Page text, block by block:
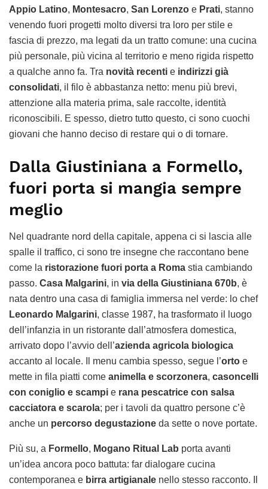
Appio Latino, Montesacro, San Lorenzo e Prati, stanno
venendo fuori progetti molto diversi tra loro per stile e
fascia di prezzo, ma legati da un tratto comune: una cucina
più personale, più vicina al territorio e meno rigida rispetto
a qualche anno fa. Tra novità recenti e indirizzi già
consolidati, il filo è abbastanza netto: menu più brevi,
attenzione alla materia prima, sale raccolte, identità
riconoscibili. E spesso, dietro tutto questo, ci sono cuochi
giovani che hanno deciso di restare qui o di tornare.
Dalla Giustiniana a Formello,
fuori porta si mangia sempre
meglio
Nel quadrante nord della capitale, appena ci si lascia alle
spalle il traffico, ci sono tre insegne che raccontano bene
come la ristorazione fuori porta a Roma stia cambiando
passo. Casa Malgarini, in via della Giustiniana 670b, è
nata dentro una casa di famiglia immersa nel verde: lo chef
Leonardo Malgarini, classe 1987, ha trasformato il luogo
dell’infanzia in un ristorante dall’atmosfera domestica,
arrivato dopo l’avvio dell’azienda agricola biologica
accanto al locale. Il menu cambia spesso, segue l’orto e
mette in fila piatti come animella e scorzonera, casoncelli
con coniglio e scampi e rana pescatrice con salsa
cacciatora e scarola; per i tavoli da quattro persone c’è
anche un percorso degustazione da sette o nove portate.
Più su, a Formello, Mogano Ritual Lab porta avanti
un’idea ancora poco battuta: far dialogare cucina
contemporanea e birra artigianale nello stesso racconto. Il